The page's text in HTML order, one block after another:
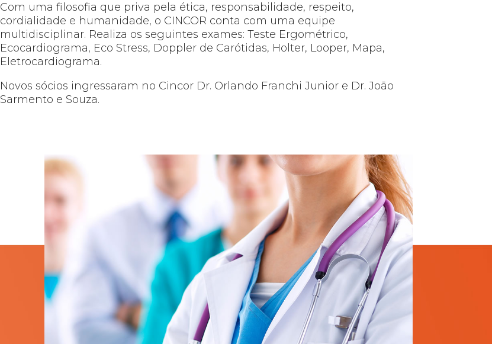
Com uma filosofia que priva pela ética, responsabilidade, respeito,
cordialidade e humanidade, o CINCOR conta com uma equipe
multidisciplinar. Realiza os seguintes exames: Teste Ergométrico,
Ecocardiograma, Eco Stress, Doppler de Carótidas, Holter, Looper, Mapa,
Eletrocardiograma.
Novos sócios ingressaram no Cincor Dr. Orlando Franchi Junior e Dr. João
Sarmento e Souza.